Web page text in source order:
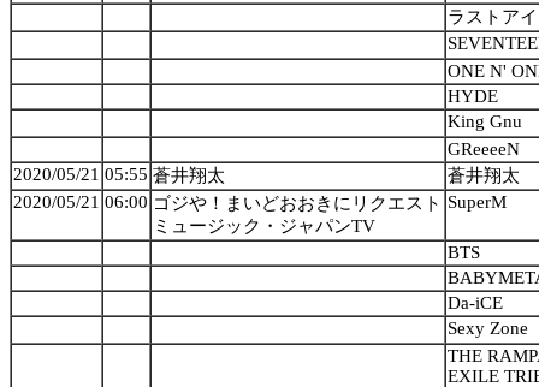
ラストア
ONE N'
HYDE
King Gnu
GReeeeN
2020/05/21 05:55 蒼井翔太
蒼井翔太
2020/05/21 06:00 ゴジや！まいどおおきにリクエスト
ミュージック・ジャパンTV
SuperM
BTS
Da-iCE
Sexy Zone
THE
EXILE